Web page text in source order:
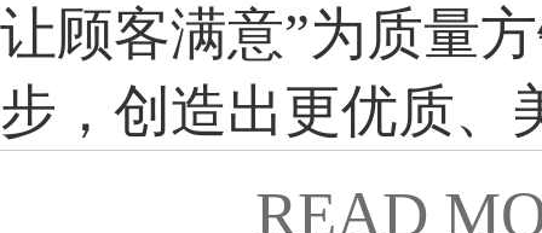
让顾客满意”为质量
步，创造出更优质、
READ